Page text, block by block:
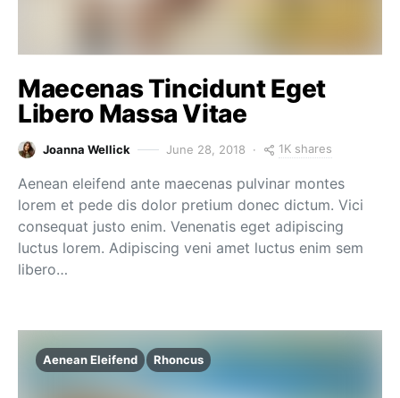
Maecenas Tincidunt Eget
Libero Massa Vitae
Joanna Wellick June 28, 2018 1K shares
Aenean eleifend ante maecenas pulvinar montes
lorem et pede dis dolor pretium donec dictum. Vici
consequat justo enim. Venenatis eget adipiscing
luctus lorem. Adipiscing veni amet luctus enim sem
libero…
Aenean Eleifend Rhoncus